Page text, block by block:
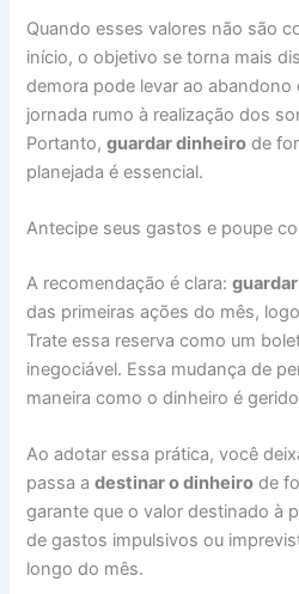
Quando esses valores não são
início, o objetivo se torna mais
demora pode levar ao
jornada rumo à realização dos
Portanto,guardar dinheiro de
planejada é essencial.
Antecipe seus gastos e poupe
A recomendação é clara:
das primeiras ações do mês,
Trate essa reserva como um
inegociável. Essa mudança de
maneira como o dinheiro é
Ao adotar essa prática, você
passa adestinar o dinheiro de
garante que o valor destinado à
de gastos impulsivos ou
longo do mês.